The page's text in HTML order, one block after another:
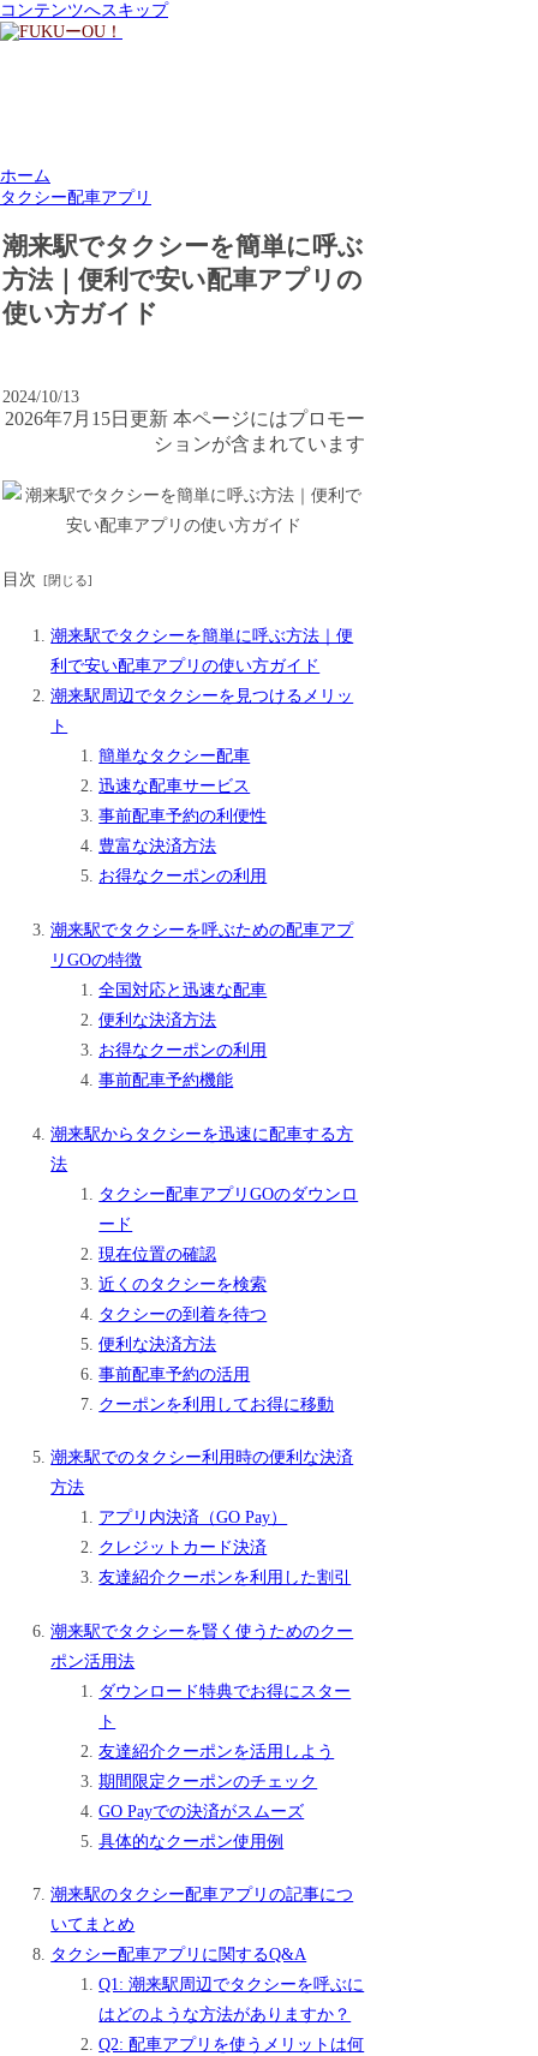
コンテンツへスキップ
ホーム
タクシー配車アプリ
潮来駅でタクシーを簡単に呼ぶ
方法｜便利で安い配車アプリの
使い方ガイド
2024/10/13
2026年7月15日更新 本ページにはプロモー
ションが含まれています
目次
潮来駅でタクシーを簡単に呼ぶ方法｜便
利で安い配車アプリの使い方ガイド
潮来駅周辺でタクシーを見つけるメリッ
ト
簡単なタクシー配車
迅速な配車サービス
事前配車予約の利便性
豊富な決済方法
お得なクーポンの利用
潮来駅でタクシーを呼ぶための配車アプ
リGOの特徴
全国対応と迅速な配車
便利な決済方法
お得なクーポンの利用
事前配車予約機能
潮来駅からタクシーを迅速に配車する方
法
タクシー配車アプリGOのダウンロ
ード
現在位置の確認
近くのタクシーを検索
タクシーの到着を待つ
便利な決済方法
事前配車予約の活用
クーポンを利用してお得に移動
潮来駅でのタクシー利用時の便利な決済
方法
アプリ内決済（GO Pay）
クレジットカード決済
友達紹介クーポンを利用した割引
潮来駅でタクシーを賢く使うためのクー
ポン活用法
ダウンロード特典でお得にスター
ト
友達紹介クーポンを活用しよう
期間限定クーポンのチェック
GO Payでの決済がスムーズ
具体的なクーポン使用例
潮来駅のタクシー配車アプリの記事につ
いてまとめ
タクシー配車アプリに関するQ&A
Q1: 潮来駅周辺でタクシーを呼ぶに
はどのような方法がありますか？
Q2: 配車アプリを使うメリットは何